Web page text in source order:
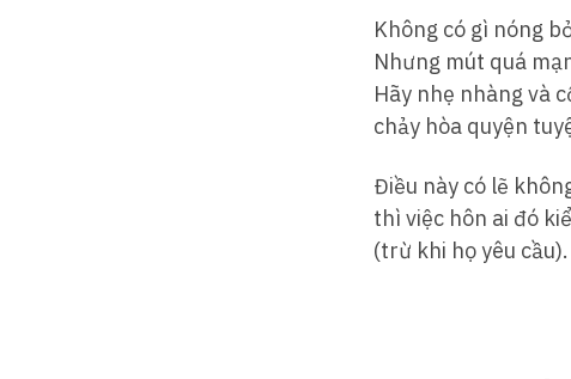
Không có gì nóng
Nhưng mút quá
Hãy nhẹ nhàng và
chảy hòa quyện
Điều này có lẽ
thì việc hôn ai đó
(trừ khi họ yêu cầu).